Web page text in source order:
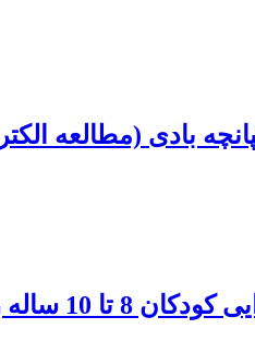
بادی (مطالعه
رابطۀ بین